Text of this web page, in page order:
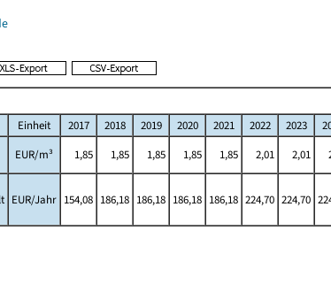
Einheit 2017 2018 2019 2020 2021 2022 2023
EUR/m³ 1,85 1,85 1,85 1,85 1,85 2,01 2,01
EUR/Jahr 154,08 186,18 186,18 186,18 186,18 224,70 224,70